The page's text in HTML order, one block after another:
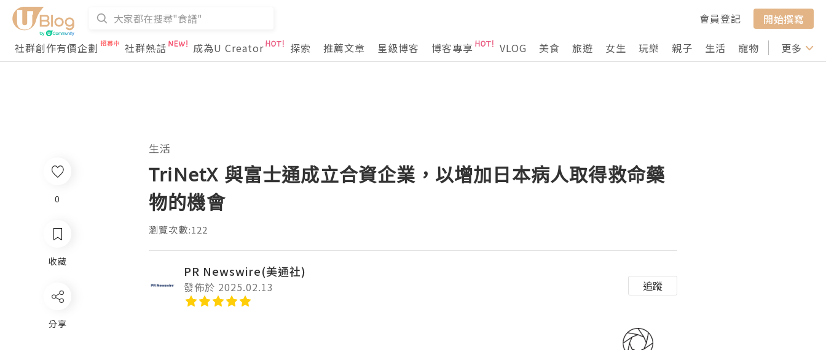
會員登記
開始撰寫
社群創作有價企劃
社群熱話 成為U Creator 探索 推薦文章 星級博客 博客專享 VLOG 美食 旅遊 女生 玩樂 親子 生活 寵物 行山 打卡
更多
生活
TriNetX 與富士通成立合資企業，以增加日本病人取得救命藥
物的機會
瀏覽次數:122
PR Newswire(美通社)
發佈於 2025.02.13 追蹤
0
收藏
分享